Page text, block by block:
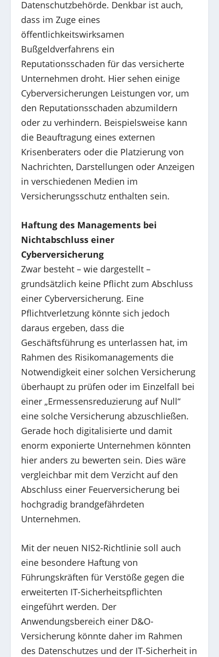
Datenschutzbehörde. Denkbar ist auch,
dass im Zuge eines
öffentlichkeitswirksamen
Bußgeldverfahrens ein
Reputationsschaden für das versicherte
Unternehmen droht. Hier sehen einige
Cyberversicherungen Leistungen vor, um
den Reputationsschaden abzumildern
oder zu verhindern. Beispielsweise kann
die Beauftragung eines externen
Krisenberaters oder die Platzierung von
Nachrichten, Darstellungen oder Anzeigen
in verschiedenen Medien im
Versicherungsschutz enthalten sein.
Haftung des Managements bei
Nichtabschluss einer
Cyberversicherung
Zwar besteht – wie dargestellt –
grundsätzlich keine Pflicht zum Abschluss
einer Cyberversicherung. Eine
Pflichtverletzung könnte sich jedoch
daraus ergeben, dass die
Geschäftsführung es unterlassen hat, im
Rahmen des Risikomanagements die
Notwendigkeit einer solchen Versicherung
überhaupt zu prüfen oder im Einzelfall bei
einer „Ermessensreduzierung auf Null“
eine solche Versicherung abzuschließen.
Gerade hoch digitalisierte und damit
enorm exponierte Unternehmen könnten
hier anders zu bewerten sein. Dies wäre
vergleichbar mit dem Verzicht auf den
Abschluss einer Feuerversicherung bei
hochgradig brandgefährdeten
Unternehmen.
Mit der neuen NIS2-Richtlinie soll auch
eine besondere Haftung von
Führungskräften für Verstöße gegen die
erweiterten IT-Sicherheitspflichten
eingeführt werden. Der
Anwendungsbereich einer D&O-
Versicherung könnte daher im Rahmen
des Datenschutzes und der IT-Sicherheit in